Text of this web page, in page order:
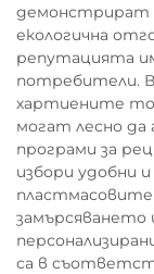
демонстрират
екологична
репутацията
потребители.
хартиените
могат лесно
програми за
избори удобни
замърсяването
са в